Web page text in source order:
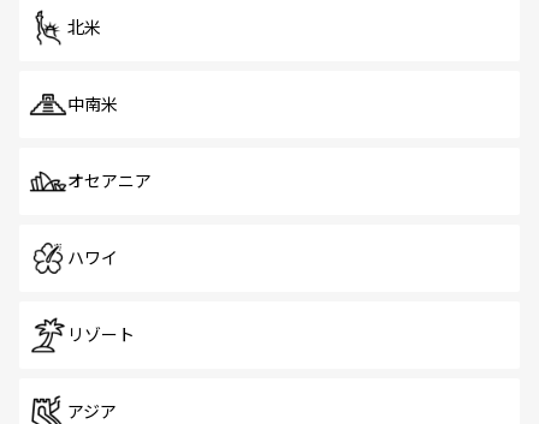
北米
中南米
オセアニア
ハワイ
リゾート
アジア